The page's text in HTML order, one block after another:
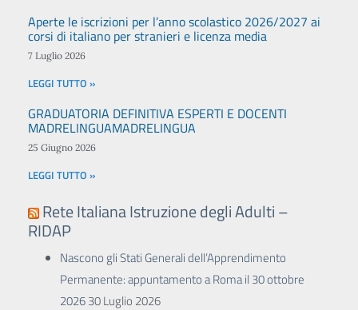
Aperte le iscrizioni per l’anno scolastico 2026/2027 ai
corsi di italiano per stranieri e licenza media
7 Luglio 2026
LEGGI TUTTO »
GRADUATORIA DEFINITIVA ESPERTI E DOCENTI
MADRELINGUAMADRELINGUA
25 Giugno 2026
LEGGI TUTTO »
Rete Italiana Istruzione degli Adulti –
RIDAP
Nascono gli Stati Generali dell’Apprendimento
Permanente: appuntamento a Roma il 30 ottobre
202630 Luglio 2026